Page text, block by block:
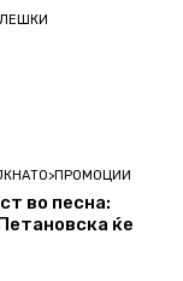
во песна:
ќе